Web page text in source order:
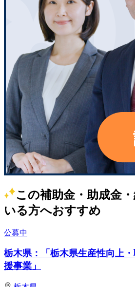
この補助金・助成金
いる方へおすすめ
公募中
栃木県：「栃木県生産性向上
援事業」